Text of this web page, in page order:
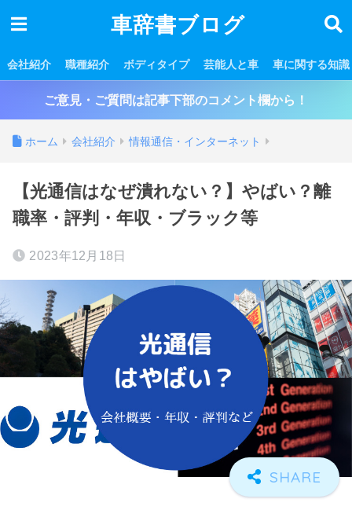
車辞書ブログ
会社紹介 職種紹介 ボディタイプ 芸能人と車 車に関する知識
ご意見・ご質問は記事下部のコメント欄から！
ホーム 会社紹介 情報通信・インターネット
【光通信はなぜ潰れない？】やばい？離
職率・評判・年収・ブラック等
2023年12月18日